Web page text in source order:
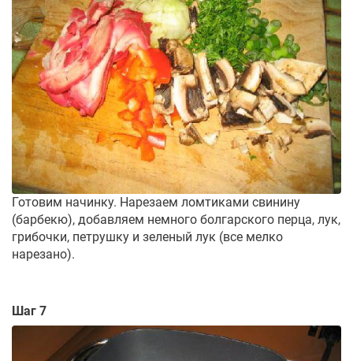
Готовим начинку. Нарезаем ломтиками свинину
(барбекю), добавляем немного болгарского перца, лук,
грибочки, петрушку и зеленый лук (все мелко
нарезано).
Шаг 7